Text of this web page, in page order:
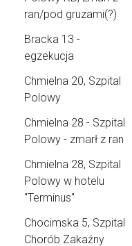
ran/pod gruzami(?)
Bracka 13 -
egzekucja
Chmielna 20, Szpital
Polowy
Chmielna 28 - Szpital
Polowy - zmarł z ran
Chmielna 28, Szpital
Polowy w hotelu
"Terminus"
Chocimska 5, Szpital
Chorób Zakaźny